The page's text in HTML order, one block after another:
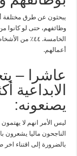
يبحثون عن طرق مختلفة
وظائفهم، حتى لو كانوا
الخامسة. ٤٤٪
أعمالهم.
عاشرا –
الابداعية
يصنعونه:
ليس الأمر انهم لا
الناجحون ماليا يشعرون
بالضرورة إلى اقتناء اخر